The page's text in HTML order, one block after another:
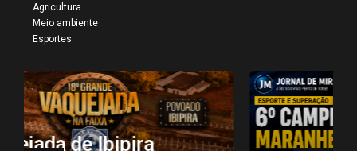
Agricultura
Meio ambiente
Esportes